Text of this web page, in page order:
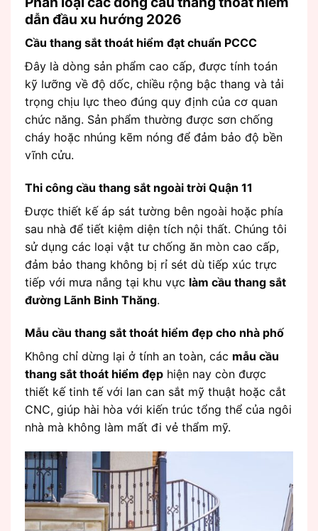
dẫn đầu xu hướng 2026
Cầu thang sắt thoát hiểm đạt chuẩn PCCC
Đây là dòng sản phẩm cao cấp, được tính toán
kỹ lưỡng về độ dốc, chiều rộng bậc thang và tải
trọng chịu lực theo đúng quy định của cơ quan
chức năng. Sản phẩm thường được sơn chống
cháy hoặc nhúng kẽm nóng để đảm bảo độ bền
vĩnh cửu.
Thi công cầu thang sắt ngoài trời Quận 11
Được thiết kế áp sát tường bên ngoài hoặc phía
sau nhà để tiết kiệm diện tích nội thất. Chúng tôi
sử dụng các loại vật tư chống ăn mòn cao cấp,
đảm bảo thang không bị rỉ sét dù tiếp xúc trực
tiếp với mưa nắng tại khu vực làm cầu thang sắt
đường Lãnh Binh Thăng.
Mẫu cầu thang sắt thoát hiểm đẹp cho nhà phố
Không chỉ dừng lại ở tính an toàn, các mẫu cầu
thang sắt thoát hiểm đẹp hiện nay còn được
thiết kế tinh tế với lan can sắt mỹ thuật hoặc cắt
CNC, giúp hài hòa với kiến trúc tổng thể của ngôi
nhà mà không làm mất đi vẻ thẩm mỹ.